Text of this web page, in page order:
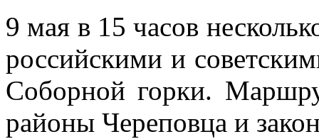
9 мая в 15 часов
российскими и
Соборной горки.
районы Череповца и